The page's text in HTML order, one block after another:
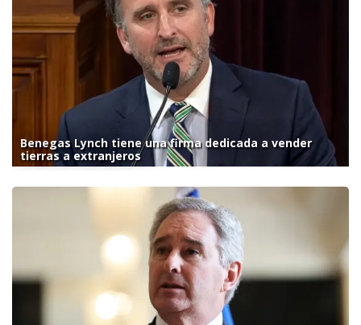
Benegas Lynch tiene una firma dedicada a vender
tierras a extranjeros